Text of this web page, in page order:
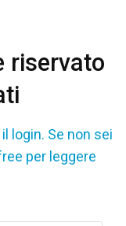
riservato
login. Se non sei
per leggere